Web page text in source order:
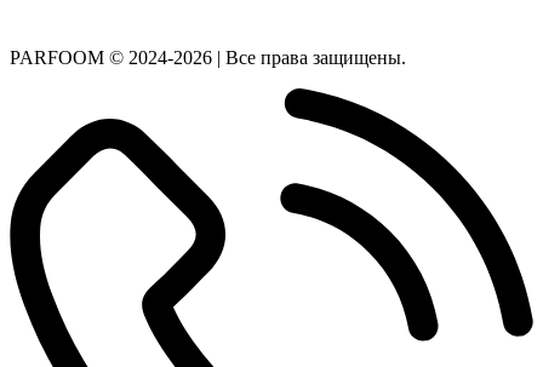
PARFOOM © 2024-2026 | Все права защищены.